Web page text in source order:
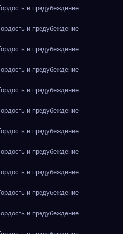
и предубеждение
и предубеждение
и предубеждение
и предубеждение
и предубеждение
и предубеждение
и предубеждение
и предубеждение
и предубеждение
и предубеждение
и предубеждение